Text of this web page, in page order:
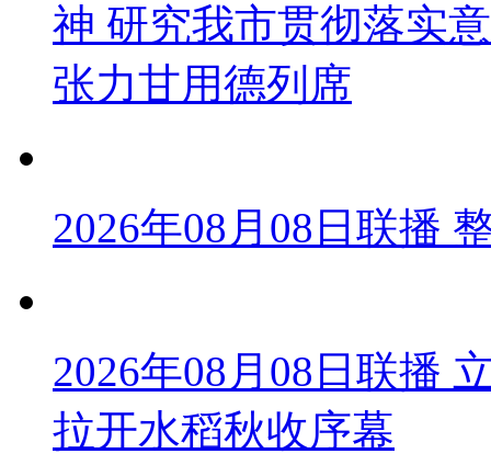
神 研究我市贯彻落实
张力甘用德列席
2026年08月08日联播
2026年08月08日联播
拉开水稻秋收序幕